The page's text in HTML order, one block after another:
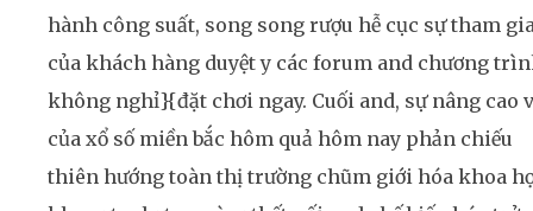
hành công suất, song song rượu hễ cục sự tham
của khách hàng duyệt y các forum and chương
không nghỉ}{đặt chơi ngay. Cuối and, sự nâng cao
của xổ số miền bắc hôm quả hôm nay phản chiếu
thiên hướng toàn thị trường chũm giới hóa khoa